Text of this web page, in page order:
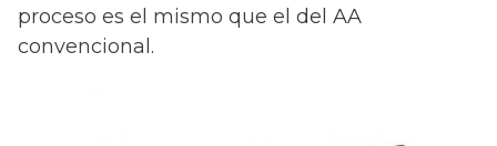
proceso es el mismo que el del AA
convencional.